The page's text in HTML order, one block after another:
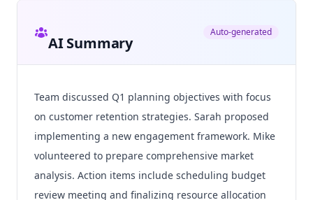
AI Summary
Auto-generated
Team discussed Q1 planning objectives with focus
on customer retention strategies. Sarah proposed
implementing a new engagement framework. Mike
volunteered to prepare comprehensive market
analysis. Action items include scheduling budget
review meeting and finalizing resource allocation